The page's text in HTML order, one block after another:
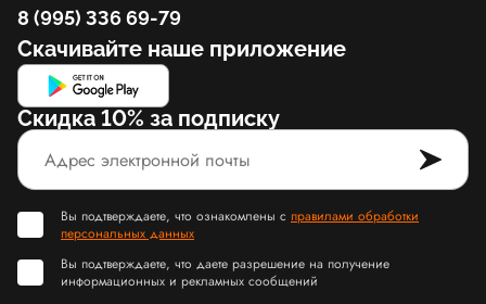
8 (995) 336 69-79
Скачивайте наше приложение
Скидка 10% за подписку
Вы подтверждаете, что ознакомлены с правилами обработки
персональных данных
Вы подтверждаете, что даете разрешение на получение
информационных и рекламных сообщений